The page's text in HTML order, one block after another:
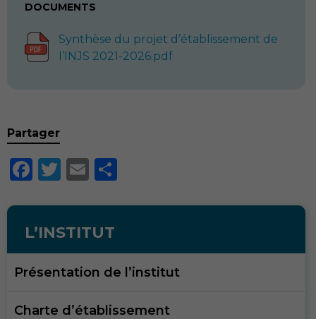
DOCUMENTS
Synthèse du projet d’établissement de
l’INJS 2021-2026.pdf
Partager
Facebook
Twitter
Email
L’INSTITUT
Présentation de l’institut
Charte d’établissement